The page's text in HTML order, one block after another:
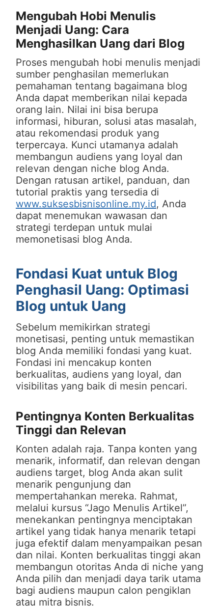
Mengubah Hobi Menulis
Menjadi Uang: Cara
Menghasilkan Uang dari Blog
Proses mengubah hobi menulis menjadi
sumber penghasilan memerlukan
pemahaman tentang bagaimana blog
Anda dapat memberikan nilai kepada
orang lain. Nilai ini bisa berupa
informasi, hiburan, solusi atas masalah,
atau rekomendasi produk yang
terpercaya. Kunci utamanya adalah
membangun audiens yang loyal dan
relevan dengan niche blog Anda.
Dengan ratusan artikel, panduan, dan
tutorial praktis yang tersedia di
www.suksesbisnisonline.my.id, Anda
dapat menemukan wawasan dan
strategi terdepan untuk mulai
memonetisasi blog Anda.
Fondasi Kuat untuk Blog
Penghasil Uang: Optimasi
Blog untuk Uang
Sebelum memikirkan strategi
monetisasi, penting untuk memastikan
blog Anda memiliki fondasi yang kuat.
Fondasi ini mencakup konten
berkualitas, audiens yang loyal, dan
visibilitas yang baik di mesin pencari.
Pentingnya Konten Berkualitas
Tinggi dan Relevan
Konten adalah raja. Tanpa konten yang
menarik, informatif, dan relevan dengan
audiens target, blog Anda akan sulit
menarik pengunjung dan
mempertahankan mereka. Rahmat,
melalui kursus “Jago Menulis Artikel”,
menekankan pentingnya menciptakan
artikel yang tidak hanya menarik tetapi
juga efektif dalam menyampaikan pesan
dan nilai. Konten berkualitas tinggi akan
membangun otoritas Anda di niche yang
Anda pilih dan menjadi daya tarik utama
bagi audiens maupun calon pengiklan
atau mitra bisnis.